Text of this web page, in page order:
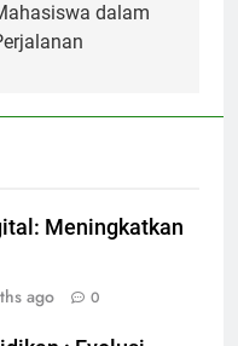
dalam
Meningkatkan
ago 0